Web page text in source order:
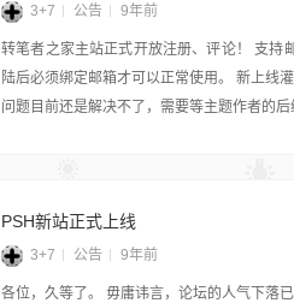
3+7 公告 9年前
转笔者之家主站正式开放注册、评论！ 支持
陆后必须绑定邮箱才可以正常使用。 新上
问题目前还是解决不了，需要等主题作者的
PSH新站正式上线
3+7 公告 9年前
各位，久等了。 毋庸讳言，论坛的人气下落